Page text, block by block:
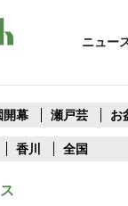
ニュー
開幕 瀬戸芸 お
香川 全国